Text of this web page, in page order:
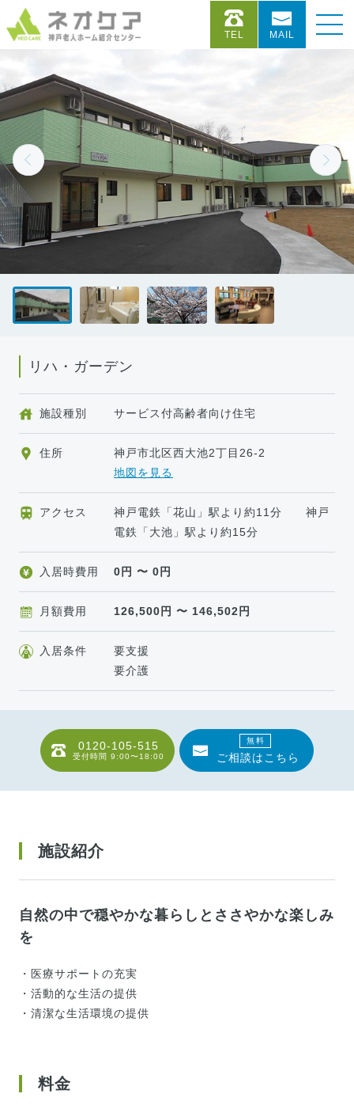
TEL MAIL
リハ・ガーデン
施設種別 サービス付高齢者向け住宅
住所
神戸市北区西大池2丁目26-2
地図を見る
アクセス
神戸電鉄「花山」駅より約11分 神戸
電鉄「大池」駅より約15分
入居時費用 0 円 〜 0 円
月額費用 126,500 円 〜 146,502 円
入居条件
要支援
要介護
0120-105-515
受付時間 9:00〜18:00
無料
ご相談はこちら
施設紹介
自然の中で穏やかな暮らしとささやかな楽しみ
を
・医療サポートの充実
・活動的な生活の提供
・清潔な生活環境の提供
料金